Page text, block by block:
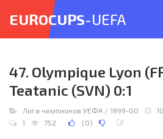
EUROCUPS-UEFA
47. Olympique Lyon
Teatanic (SVN) 0:1
Лига чемпионов УЕФА / 1999-00
1
752 (0)